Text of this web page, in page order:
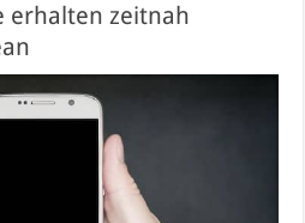
erhalten zeitnah